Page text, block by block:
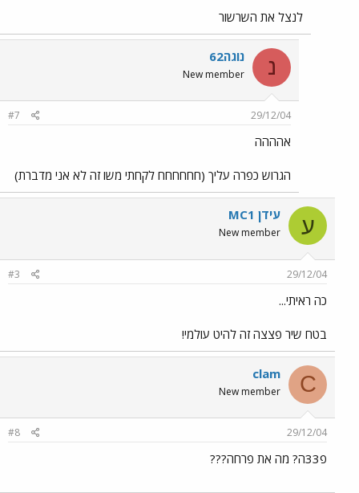
לנצל את השרשור
נ נוגה62
New member
29/12/04
#7
אהההה
הגרוש כפרה עליך (חחחחחח לקחתי משו זה לא אני מדברת)
ע עידן MC1
New member
29/12/04
#3
כה ראיתי...
בטח שיר פצצה זה להיט עולמי!
C
clam
New member
29/12/04
#8
פ33ה? מה את פרחה???